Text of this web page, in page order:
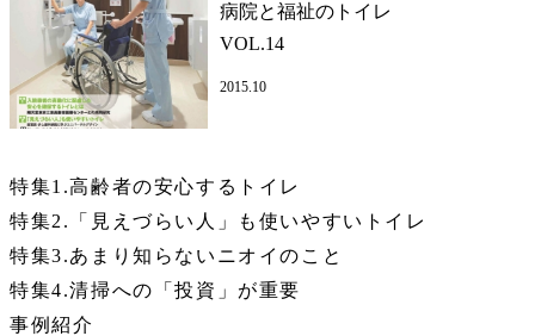
病院と福祉のトイレ
VOL.14
2015.10
特集1.高齢者の安心するトイレ
特集2.「見えづらい人」も使いやすいトイレ
特集3.あまり知らないニオイのこと
特集4.清掃への「投資」が重要
事例紹介